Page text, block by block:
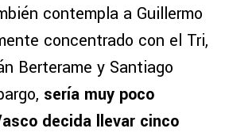
contempla a Guillermo
concentrado con el Tri,
Berterame y Santiago
sería muy poco
decida llevar cinco